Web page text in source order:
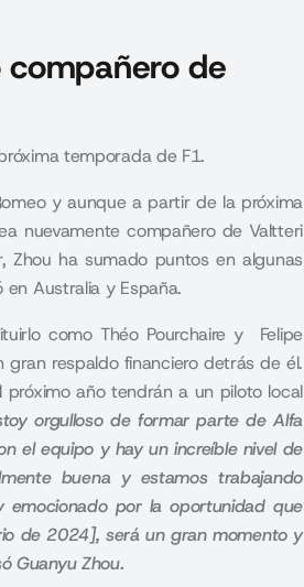
compañero de
temporada de F1.
y aunque a partir de la próxima
nuevamente compañero de Valtteri
Zhou ha sumado puntos en algunas
Australia y España.
como Théo Pourchaire y Felipe
gran respaldo financiero detrás de él.
año tendrán a un piloto local
orgulloso de formar parte de Alfa
el equipo y hay un increíble nivel de
buena y estamos trabajando
emocionado por la oportunidad que
de 2024], será un gran momento y
Guanyu Zhou.